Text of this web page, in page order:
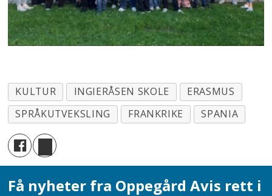
KULTUR INGIERÅSEN SKOLE
ERASMUS
SPRÅKUTVEKSLING
FRANKRIKE SPANIA
Få nyheter fra Oppegård Avis rett i